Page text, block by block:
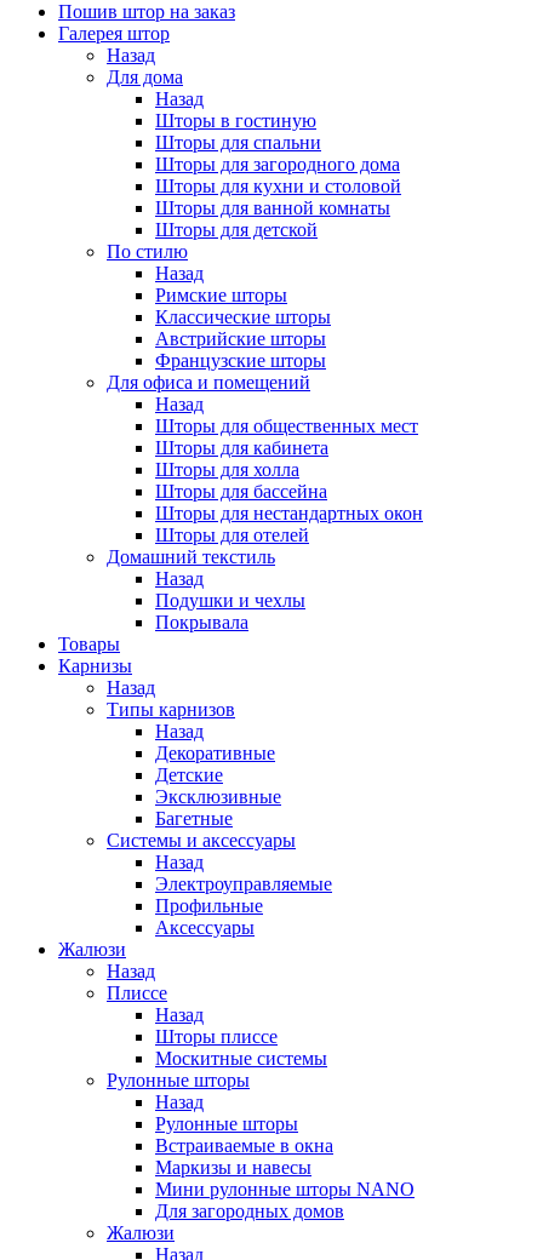
Пошив штор на заказ
Галерея штор
Назад
Для дома
Назад
Шторы в гостиную
Шторы для спальни
Шторы для загородного дома
Шторы для кухни и столовой
Шторы для ванной комнаты
Шторы для детской
По стилю
Назад
Римские шторы
Классические шторы
Австрийские шторы
Французские шторы
Для офиса и помещений
Назад
Шторы для общественных мест
Шторы для кабинета
Шторы для холла
Шторы для бассейна
Шторы для нестандартных окон
Шторы для отелей
Домашний текстиль
Назад
Подушки и чехлы
Покрывала
Товары
Карнизы
Назад
Типы карнизов
Назад
Декоративные
Детские
Эксклюзивные
Багетные
Системы и аксессуары
Назад
Электроуправляемые
Профильные
Аксессуары
Жалюзи
Назад
Плиссе
Назад
Шторы плиссе
Москитные системы
Рулонные шторы
Назад
Рулонные шторы
Встраиваемые в окна
Маркизы и навесы
Мини рулонные шторы NANO
Для загородных домов
Жалюзи
Назад